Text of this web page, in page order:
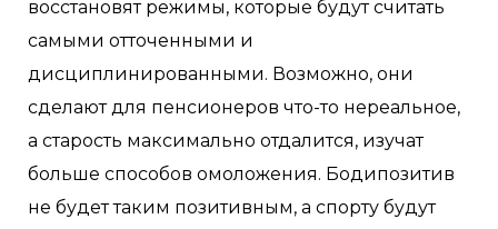
восстановят режимы, которые будут считать
самыми отточенными и
дисциплинированными. Возможно, они
сделают для пенсионеров что-то нереальное,
а старость максимально отдалится, изучат
больше способов омоложения. Бодипозитив
не будет таким позитивным, а спорту будут